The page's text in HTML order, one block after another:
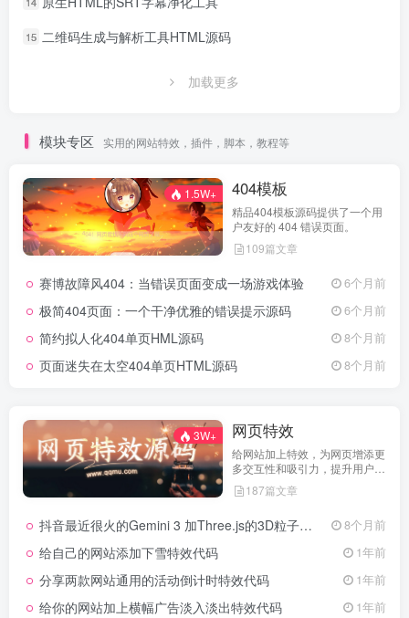
15 二维码生成与解析工具HTML源码
加载更多
模块专区 实用的网站特效，插件，脚本，教程等
1.5W+ 404模板
精品404模板源码提供了一个用
户友好的 404 错误页面。
109篇文章
赛博故障风404：当错误页面变成一场游戏体验 6个月前
极简404页面：一个干净优雅的错误提示源码 6个月前
简约拟人化404单页HML源码 8个月前
页面迷失在太空404单页HTML源码 8个月前
3W+ 网页特效
给网站加上特效，为网页增添更
多交互性和吸引力，提升用户体
验 187篇文章
抖音最近很火的Gemini 3 加Three.js的3D粒子交互代码 共十三款 8个月前
给自己的网站添加下雪特效代码 1年前
分享两款网站通用的活动倒计时特效代码 1年前
给你的网站加上横幅广告淡入淡出特效代码 1年前